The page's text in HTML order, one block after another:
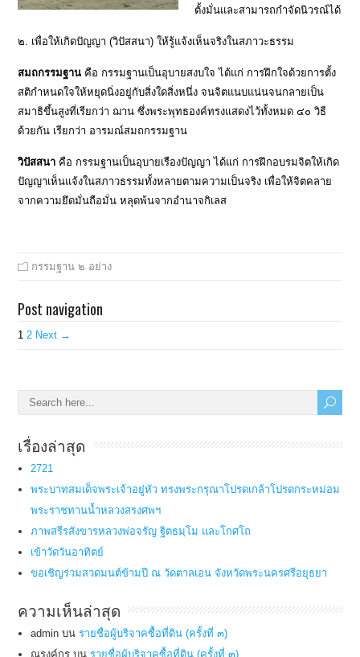
ตั้งมั่นและสามารถกำจัดนิวรณ์ได้
๒. เพื่อให้เกิดปัญญา (วิปัสสนา) ให้รู้แจ้งเห็นจริงในสภาวะธรรม
สมถกรรมฐาน คือ กรรมฐานเป็นอุบายสงบใจ ได้แก่ การฝึกใจด้วยการตั้ง
สติกำหนดใจให้หยุดนิ่งอยู่กับสิ่งใดสิ่งหนึ่ง จนจิตแนบแน่นจนกลายเป็น
สมาธิขึ้นสูงที่เรียกว่า ฌาน ซึ่งพระพุทธองค์ทรงแสดงไว้ทั้งหมด ๔๐ วิธี
ด้วยกัน เรียกว่า อารมณ์สมถกรรมฐาน
วิปัสสนา คือ กรรมฐานเป็นอุบายเรืองปัญญา ได้แก่ การฝึกอบรมจิตให้เกิด
ปัญญาเห็นแจ้งในสภาวธรรมทั้งหลายตามความเป็นจริง เพื่อให้จิตคลาย
จากความยึดมั่นถือมั่น หลุดพ้นจากอำนาจกิเลส
กรรมฐาน ๒ อย่าง
Post navigation
1 2 Next →
เรื่องล่าสุด
2721
พระบาทสมเด็จพระเจ้าอยู่หัว ทรงพระกรุณาโปรดเกล้าโปรดกระหม่อม
พระราชทานน้ำหลวงสรงศพฯ
ภาพสรีรสังขารหลวงพ่อจรัญ ฐิตธมฺโม และโกศโถ
เข้าวัดวันอาทิตย์
ขอเชิญร่วมสวดมนต์ข้ามปี ณ วัดตาลเอน จังหวัดพระนครศรีอยุธยา
ความเห็นล่าสุด
admin บนรายชื่อผู้บริจาคซื้อที่ดิน (ครั้งที่ ๓)
ณรงค์กร บนรายชื่อผู้บริจาคซื้อที่ดิน (ครั้งที่ ๓)